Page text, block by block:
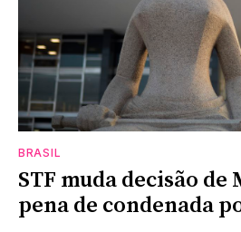
BRASIL
STF muda decisão de
pena de condenada